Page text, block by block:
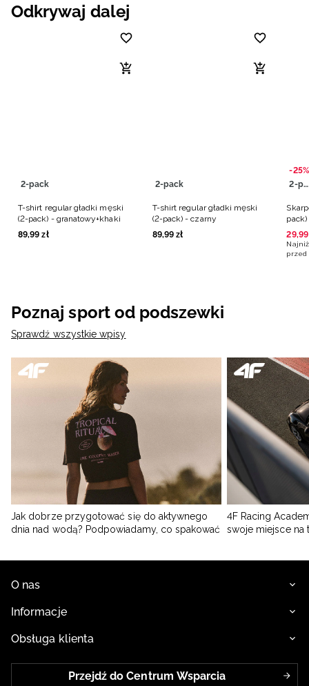
Odkrywaj dalej
2-pack
T-shirt regular gładki męski
(2-pack) - granatowy+khaki
89,99 zł
2-pack
T-shirt regular gładki męski
(2-pack) - czarny
89,99 zł
-25%
2-pack
29,99
przed
Poznaj sport od podszewki
Sprawdź wszystkie wpisy
Jak dobrze przygotować się do aktywnego
dnia nad wodą? Podpowiadamy, co spakować
4F Racing
swoje miejsce na
O nas
Informacje
Obsługa klienta
Przejdź do Centrum Wsparcia